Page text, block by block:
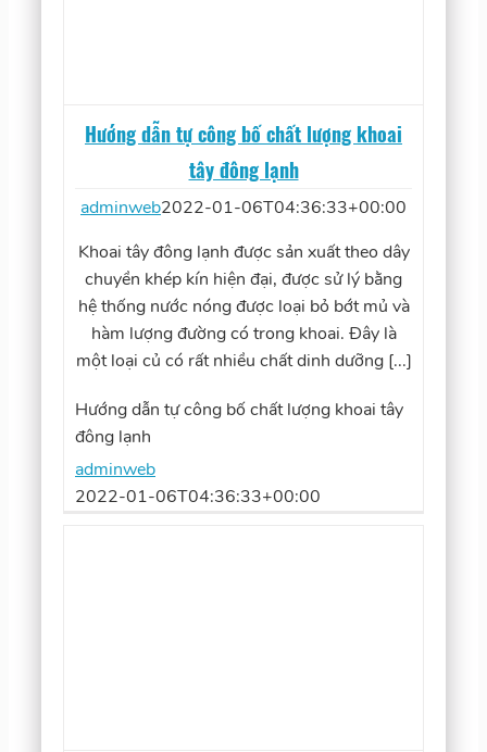
Hướng dẫn tự công bố chất lượng khoai
tây đông lạnh
adminweb2022-01-06T04:36:33+00:00
Khoai tây đông lạnh được sản xuất theo dây
chuyền khép kín hiện đại, được sử lý bằng
hệ thống nước nóng được loại bỏ bớt mủ và
hàm lượng đường có trong khoai. Đây là
một loại củ có rất nhiều chất dinh dưỡng [...]
Hướng dẫn tự công bố chất lượng khoai tây
đông lạnh
adminweb
2022-01-06T04:36:33+00:00